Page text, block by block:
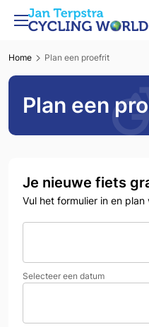
Home Plan een proefrit
Plan een
Je nieuwe fiets
Vul het formulier in en
Selecteer een datum